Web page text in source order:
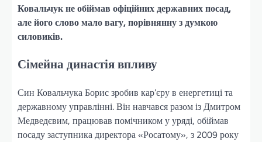
Ковальчук не обіймав офіційних державних посад,
але його слово мало вагу, порівнянну з думкою
силовиків.
Сімейна династія впливу
Син Ковальчука Борис зробив кар’єру в енергетиці та
державному управлінні. Він навчався разом із Дмитром
Медведєвим, працював помічником у уряді, обіймав
посаду заступника директора «Росатому», з 2009 року